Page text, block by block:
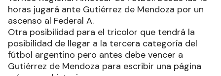
horas jugará ante Gutiérrez de Mendoza por un
ascenso al Federal A.
Otra posibilidad para el tricolor que tendrá la
posibilidad de llegar a la tercera categoría del
fútbol argentino pero antes debe vencer a
Gutiérrez de Mendoza para escribir una página